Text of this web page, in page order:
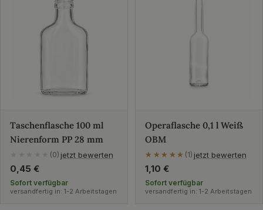
Taschenflasche 100 ml
Nierenform PP 28 mm
(0) jetzt bewerten
Regulärer
Preis
0,45 €
Sofort verfügbar
versandfertig in: 1-2 Arbeitstagen
Operaflasche 0,1 l Weiß
OBM
★★★★★
★★★★★ (1) jetzt bewerten
Regulärer
Preis
1,10 €
Sofort verfügbar
versandfertig in: 1-2 Arbeitstagen